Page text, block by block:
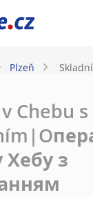
Plzeň
Chebu s
Хебу з